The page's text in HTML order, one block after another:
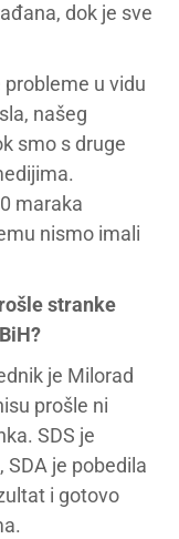
dok je sve
u vidu
našeg
smo s druge
maraka
nismo imali
stranke
je Milorad
prošle ni
SDS je
je pobedila
i gotovo